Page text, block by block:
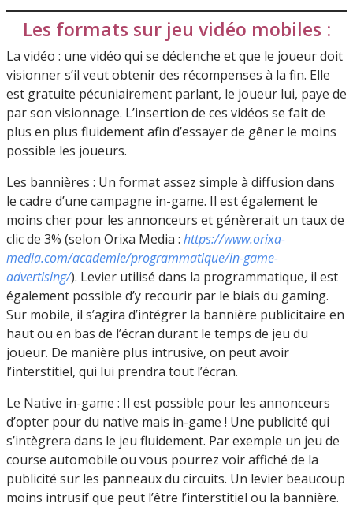
Les formats sur jeu vidéo mobiles :
La vidéo : une vidéo qui se déclenche et que le joueur doit
visionner s’il veut obtenir des récompenses à la fin. Elle
est gratuite pécuniairement parlant, le joueur lui, paye de
par son visionnage. L’insertion de ces vidéos se fait de
plus en plus fluidement afin d’essayer de gêner le moins
possible les joueurs.
Les bannières : Un format assez simple à diffusion dans
le cadre d’une campagne in-game. Il est également le
moins cher pour les annonceurs et génèrerait un taux de
clic de 3% (selon Orixa Media : https://www.orixa-
media.com/academie/programmatique/in-game-
advertising/). Levier utilisé dans la programmatique, il est
également possible d’y recourir par le biais du gaming.
Sur mobile, il s’agira d’intégrer la bannière publicitaire en
haut ou en bas de l’écran durant le temps de jeu du
joueur. De manière plus intrusive, on peut avoir
l’interstitiel, qui lui prendra tout l’écran.
Le Native in-game : Il est possible pour les annonceurs
d’opter pour du native mais in-game ! Une publicité qui
s’intègrera dans le jeu fluidement. Par exemple un jeu de
course automobile ou vous pourrez voir affiché de la
publicité sur les panneaux du circuits. Un levier beaucoup
moins intrusif que peut l’être l’interstitiel ou la bannière.